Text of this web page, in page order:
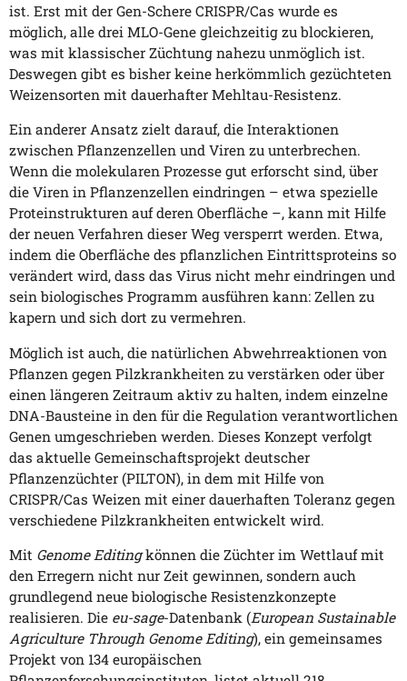
ist. Erst mit der Gen-Schere CRISPR/Cas wurde es
möglich, alle drei MLO-Gene gleichzeitig zu blockieren,
was mit klassischer Züchtung nahezu unmöglich ist.
Deswegen gibt es bisher keine herkömmlich gezüchteten
Weizensorten mit dauerhafter Mehltau-Resistenz.
Ein anderer Ansatz zielt darauf, die Interaktionen
zwischen Pflanzenzellen und Viren zu unterbrechen.
Wenn die molekularen Prozesse gut erforscht sind, über
die Viren in Pflanzenzellen eindringen – etwa spezielle
Proteinstrukturen auf deren Oberfläche –, kann mit Hilfe
der neuen Verfahren dieser Weg versperrt werden. Etwa,
indem die Oberfläche des pflanzlichen Eintrittsproteins so
verändert wird, dass das Virus nicht mehr eindringen und
sein biologisches Programm ausführen kann: Zellen zu
kapern und sich dort zu vermehren.
Möglich ist auch, die natürlichen Abwehrreaktionen von
Pflanzen gegen Pilzkrankheiten zu verstärken oder über
einen längeren Zeitraum aktiv zu halten, indem einzelne
DNA-Bausteine in den für die Regulation verantwortlichen
Genen umgeschrieben werden. Dieses Konzept verfolgt
das aktuelle Gemeinschaftsprojekt deutscher
Pflanzenzüchter (PILTON), in dem mit Hilfe von
CRISPR/Cas Weizen mit einer dauerhaften Toleranz gegen
verschiedene Pilzkrankheiten entwickelt wird.
Mit Genome Editingkönnen die Züchter im Wettlauf mit
den Erregern nicht nur Zeit gewinnen, sondern auch
grundlegend neue biologische Resistenzkonzepte
realisieren. Die eu-sage-Datenbank (European Sustainable
Agriculture Through Genome Editing), ein gemeinsames
Projekt von 134 europäischen